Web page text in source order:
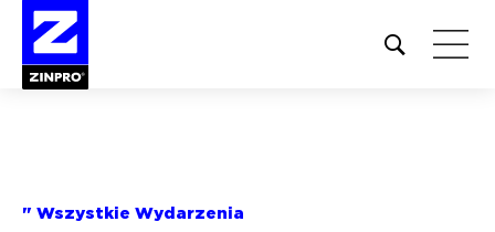
Open
site
" Wszystkie Wydarzenia